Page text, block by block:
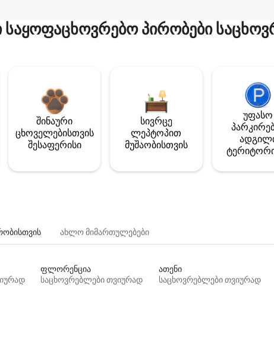
პირობები
შინაური
ცხოველებისთვის
შესაფერისი
სივრცე
ლეპტოპით
მუშაობისთვის
უფასო
ახლო მიმართულებები
ფლორენცია
საცხოვრებლები თვიურად
ათენი
საცხოვრებლები თვიურად